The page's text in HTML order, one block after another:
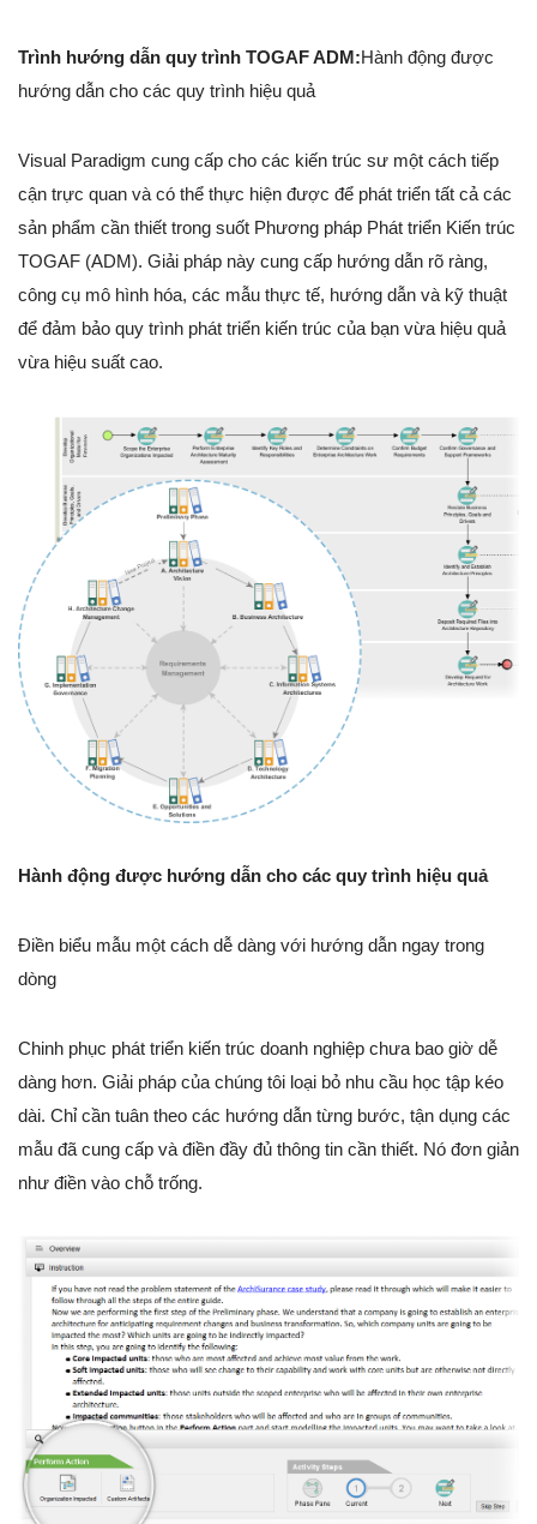
Trình hướng dẫn quy trình TOGAF ADM:Hành động được
hướng dẫn cho các quy trình hiệu quả
Visual Paradigm cung cấp cho các kiến trúc sư một cách tiếp
cận trực quan và có thể thực hiện được để phát triển tất cả các
sản phẩm cần thiết trong suốt Phương pháp Phát triển Kiến trúc
TOGAF (ADM). Giải pháp này cung cấp hướng dẫn rõ ràng,
công cụ mô hình hóa, các mẫu thực tế, hướng dẫn và kỹ thuật
để đảm bảo quy trình phát triển kiến trúc của bạn vừa hiệu quả
vừa hiệu suất cao.
Hành động được hướng dẫn cho các quy trình hiệu quả
Điền biểu mẫu một cách dễ dàng với hướng dẫn ngay trong
dòng
Chinh phục phát triển kiến trúc doanh nghiệp chưa bao giờ dễ
dàng hơn. Giải pháp của chúng tôi loại bỏ nhu cầu học tập kéo
dài. Chỉ cần tuân theo các hướng dẫn từng bước, tận dụng các
mẫu đã cung cấp và điền đầy đủ thông tin cần thiết. Nó đơn giản
như điền vào chỗ trống.